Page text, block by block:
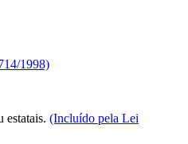
1998)
estatais. (Incluído pela Lei